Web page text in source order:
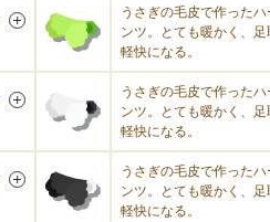
うさぎの毛皮で作った
ンツ。とても暖かく、足
軽快になる。
うさぎの毛皮で作った
ンツ。とても暖かく、足
軽快になる。
うさぎの毛皮で作った
ンツ。とても暖かく、足
軽快になる。